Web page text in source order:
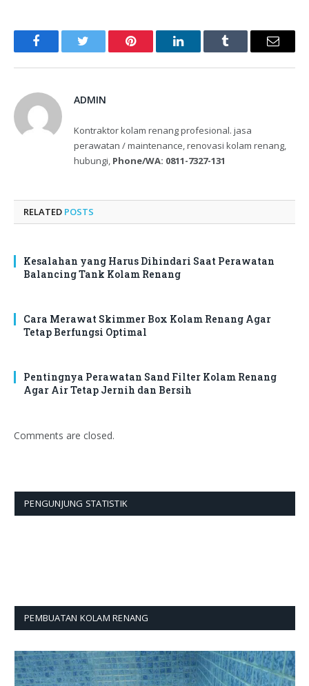
FacebookTwitter Pinterest LinkedInTumblr Email
ADMIN
Kontraktor kolam renang profesional. jasa
perawatan / maintenance, renovasi kolam renang,
hubungi, Phone/WA: 0811-7327-131
RELATED POSTS
Kesalahan yang Harus Dihindari Saat Perawatan
Balancing Tank Kolam Renang
Cara Merawat Skimmer Box Kolam Renang Agar
Tetap Berfungsi Optimal
Pentingnya Perawatan Sand Filter Kolam Renang
Agar Air Tetap Jernih dan Bersih
Comments are closed.
PENGUNJUNG STATISTIK
PEMBUATAN KOLAM RENANG
Pemutar
Video